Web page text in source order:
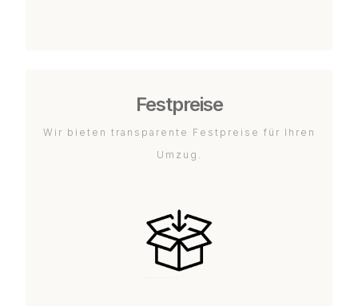
Festpreise
Wir bieten transparente Festpreise für Ihren
Umzug.